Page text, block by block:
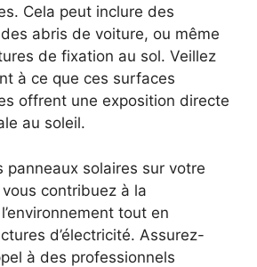
Cela peut inclure des
abris de voiture, ou ⁤même
de fixation au sol. Veillez
à ce que ces surfaces
offrent une exposition directe
au soleil.
panneaux solaires sur votre
contribuez à la
tout en
d’électricité. Assurez-
à des professionnels